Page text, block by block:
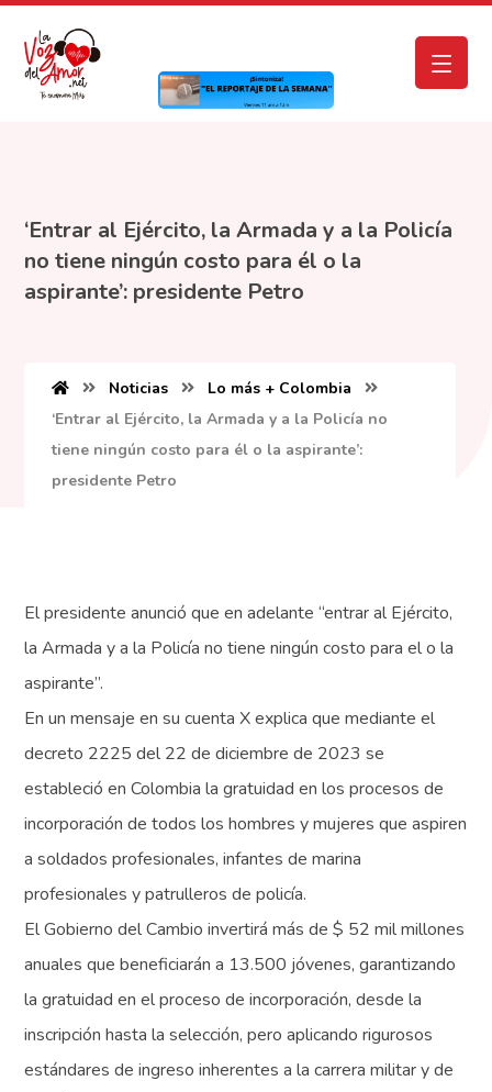
‘Entrar al Ejército, la Armada y a la Policía
no tiene ningún costo para él o la
aspirante’: presidente Petro
Noticias
Lo más + Colombia
‘Entrar al Ejército, la Armada y a la Policía no
tiene ningún costo para él o la aspirante’:
presidente Petro
El presidente anunció que en adelante “entrar al Ejército,
la Armada y a la Policía no tiene ningún costo para el o la
aspirante”.
En un mensaje en su cuenta X explica que mediante el
decreto 2225 del 22 de diciembre de 2023 se
estableció en Colombia la gratuidad en los procesos de
incorporación de todos los hombres y mujeres que aspiren
a soldados profesionales, infantes de marina
profesionales y patrulleros de policía.
El Gobierno del Cambio invertirá más de $ 52 mil millones
anuales que beneficiarán a 13.500 jóvenes, garantizando
la gratuidad en el proceso de incorporación, desde la
inscripción hasta la selección, pero aplicando rigurosos
estándares de ingreso inherentes a la carrera militar y de